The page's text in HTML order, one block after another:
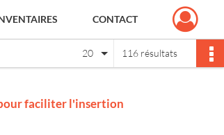
CONTACT
116 résultats
20
faciliter l'insertion